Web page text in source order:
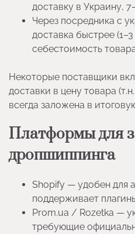
доставку в Украину,
Через посредника с
доставка быстрее
себестоимость
Некоторые поставщики
доставки в цену товара
всегда заложена в
Платформы для
дропшиппинга
Shopify — удобен для
поддерживает
Prom.ua / Rozetka —
требующие